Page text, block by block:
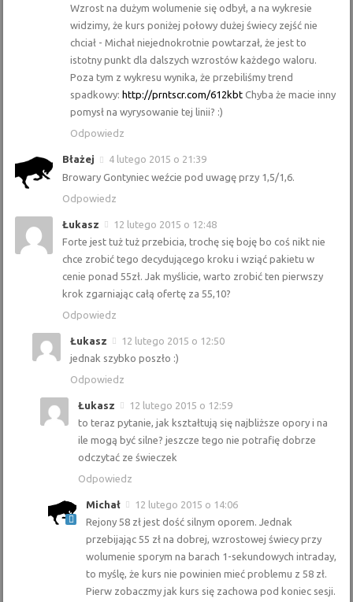
Wzrost na dużym wolumenie się odbył, a na wykresie
widzimy, że kurs poniżej połowy dużej świecy zejść nie
chciał - Michał niejednokrotnie powtarzał, że jest to
istotny punkt dla dalszych wzrostów każdego waloru.
Poza tym z wykresu wynika, że przebiliśmy trend
spadkowy: http://prntscr.com/612kbt Chyba że macie inny
pomysł na wyrysowanie tej linii? :)
Odpowiedz
Błażej
4 lutego 2015 o 21:39
Browary Gontyniec weźcie pod uwagę przy 1,5/1,6.
Odpowiedz
Łukasz
12 lutego 2015 o 12:48
Forte jest tuż tuż przebicia, trochę się boję bo coś nikt nie
chce zrobić tego decydującego kroku i wziąć pakietu w
cenie ponad 55zł. Jak myślicie, warto zrobić ten pierwszy
krok zgarniając całą ofertę za 55,10?
Odpowiedz
Łukasz
12 lutego 2015 o 12:50
jednak szybko poszło :)
Odpowiedz
Łukasz
12 lutego 2015 o 12:59
to teraz pytanie, jak kształtują się najbliższe opory i na
ile mogą być silne? jeszcze tego nie potrafię dobrze
odczytać ze świeczek
Odpowiedz
Michał
12 lutego 2015 o 14:06
Rejony 58 zł jest dość silnym oporem. Jednak
przebijając 55 zł na dobrej, wzrostowej świecy przy
wolumenie sporym na barach 1-sekundowych intraday,
to myślę, że kurs nie powinien mieć problemu z 58 zł.
Pierw zobaczmy jak kurs się zachowa pod koniec sesji.